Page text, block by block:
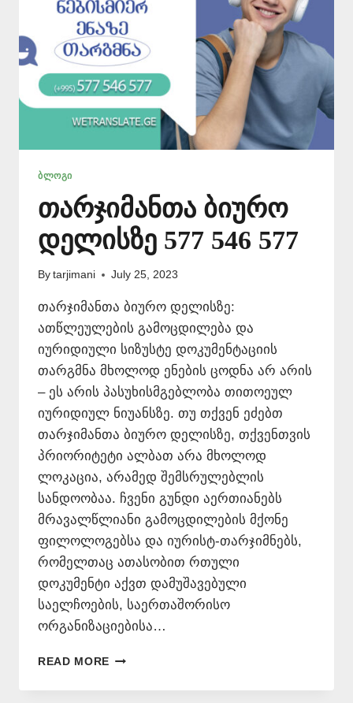
ᲑᲚᲝᲒᲘ
თარჯიმანთა ბიურო
დელისზე 577 546 577
By tarjimani July 25, 2023
თარჯიმანთა ბიურო დელისზე:
ათწლეულების გამოცდილება და
იურიდიული სიზუსტე დოკუმენტაციის
თარგმნა მხოლოდ ენების ცოდნა არ არის
– ეს არის პასუხისმგებლობა თითოეულ
იურიდიულ ნიუანსზე. თუ თქვენ ეძებთ
თარჯიმანთა ბიურო დელისზე, თქვენთვის
პრიორიტეტი ალბათ არა მხოლოდ
ლოკაცია, არამედ შემსრულებლის
სანდოობაა. ჩვენი გუნდი აერთიანებს
მრავალწლიანი გამოცდილების მქონე
ფილოლოგებსა და იურისტ-თარჯიმნებს,
რომელთაც ათასობით რთული
დოკუმენტი აქვთ დამუშავებული
საელჩოების, საერთაშორისო
ორგანიზაციებისა…
READ MORE ᲗᲐᲠᲯᲘᲛᲐᲜᲗᲐ
ᲓᲔᲚᲘᲡᲖᲔ